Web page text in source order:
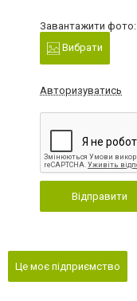
Завантажити фото:
Вибрати
Авторизуватись
Відправити
Це моє підприємство